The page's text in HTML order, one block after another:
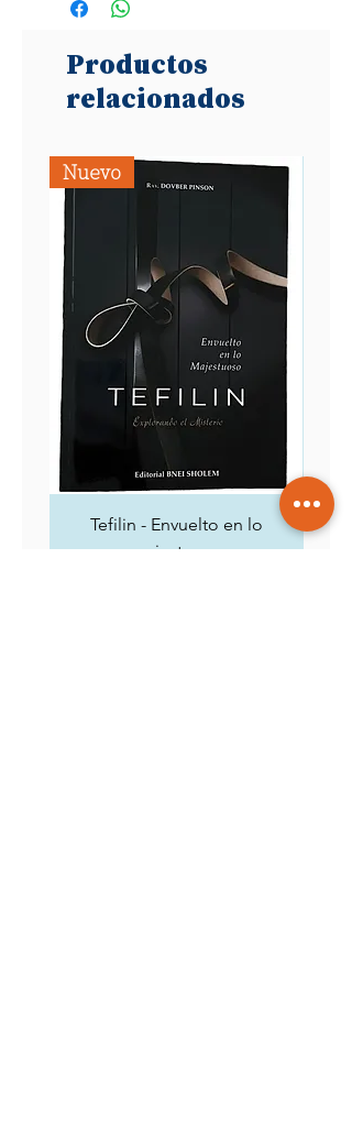
Productos
relacionados
Nuevo
Tefilin - Envuelto en lo
majestuoso